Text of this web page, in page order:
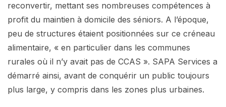
reconvertir, mettant ses nombreuses compétences à
profit du maintien à domicile des séniors. A l’époque,
peu de structures étaient positionnées sur ce créneau
alimentaire, « en particulier dans les communes
rurales où il n’y avait pas de CCAS ». SAPA Services a
démarré ainsi, avant de conquérir un public toujours
plus large, y compris dans les zones plus urbaines.